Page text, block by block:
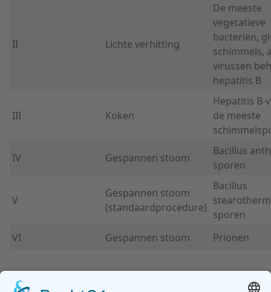
II Lichte verhitting
De meeste
vegetatieve
bacteriën,
schimmels,
virussen
hepatitis B
III Koken
Hepatitis B-
de meeste
IV Gespannen stoom
Bacillus
sporen
V
Gespannen stoom
(standaardprocedure)
Bacillus
sporen
VI
Gespannen stoom Prionen
[1] Een andere manier om micro-organismen door hitte te doden is